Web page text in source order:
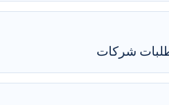
شركات